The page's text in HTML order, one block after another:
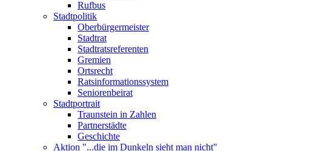
Rufbus
Stadtpolitik
Oberbürgermeister
Stadtrat
Stadtratsreferenten
Gremien
Ortsrecht
Ratsinformationssystem
Seniorenbeirat
Stadtportrait
Traunstein in Zahlen
Partnerstädte
Geschichte
Aktion "...die im Dunkeln sieht man nicht"